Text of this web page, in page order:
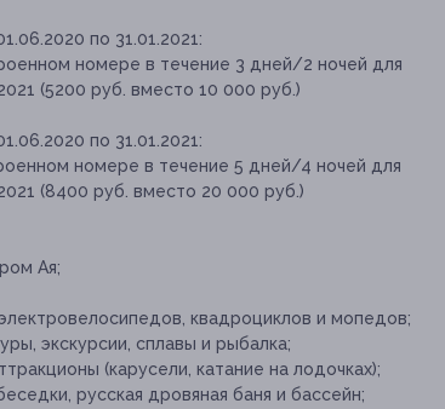
по 31.01.2021:
номере в течение 3 дней/2 ночей для
(5200 руб. вместо 10 000 руб.)
по 31.01.2021:
номере в течение 5 дней/4 ночей для
(8400 руб. вместо 20 000 руб.)
Ая;
квадроциклов и мопедов;
экскурсии, сплавы и рыбалка;
(карусели, катание на лодочках);
русская дровяная баня и бассейн;